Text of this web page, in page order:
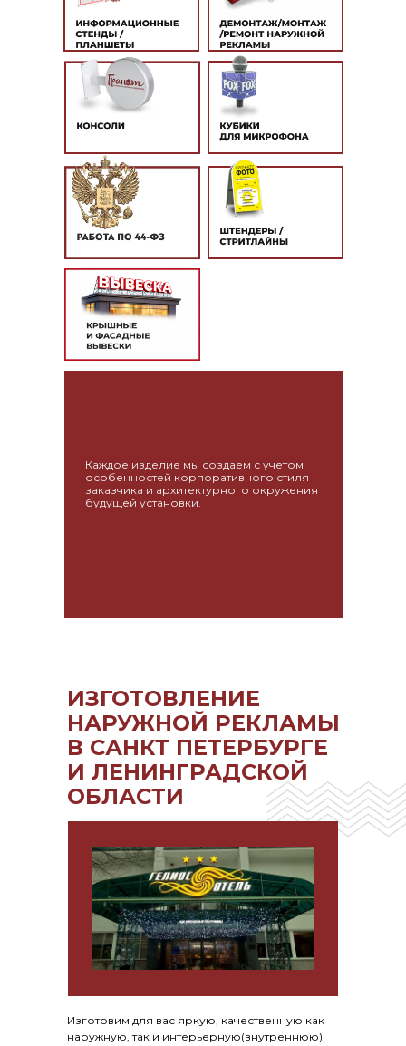
Каждое изделие мы создаем с учетом
особенностей корпоративного стиля
заказчика и архитектурного окружения
будущей установки.
ИЗГОТОВЛЕНИЕ
НАРУЖНОЙ РЕКЛАМЫ
В САНКТ ПЕТЕРБУРГЕ
И ЛЕНИНГРАДСКОЙ
ОБЛАСТИ
Изготовим для вас яркую, качественную как
наружную, так и интерьерную(внутреннюю)